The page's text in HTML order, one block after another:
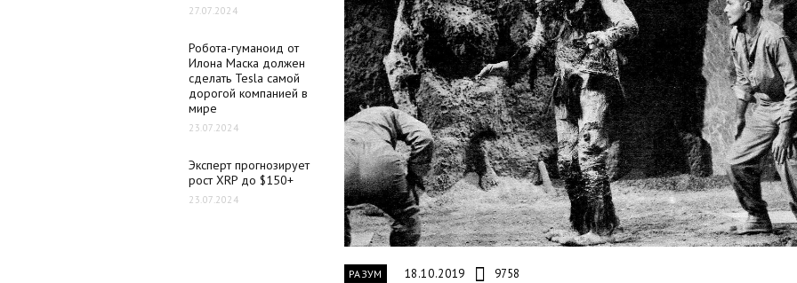
27.07.2024
Робота-гуманоид от
Илона Маска должен
сделать Tesla самой
дорогой компанией в
мире
23.07.2024
Эксперт прогнозирует
рост XRP до $150+
23.07.2024
РАЗУМ 18.10.2019 9758